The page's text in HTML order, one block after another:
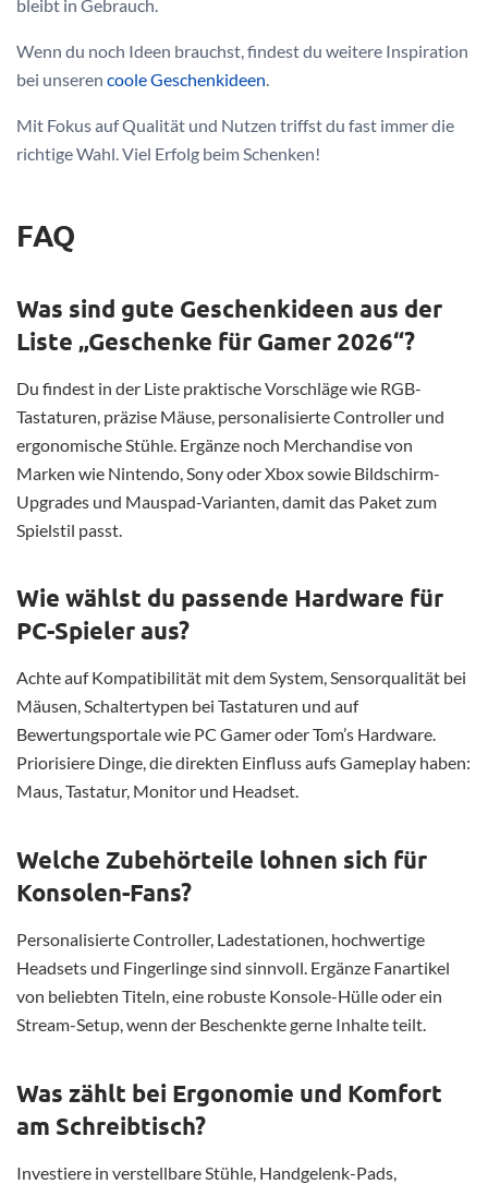
bleibt in Gebrauch.
Wenn du noch Ideen brauchst, findest du weitere Inspiration
bei unseren coole Geschenkideen
Mit Fokus auf Qualität und Nutzen triffst du fast immer die
richtige Wahl. Viel Erfolg beim Schenken!
FAQ
Was sind gute Geschenkideen aus der
Liste „Geschenke für Gamer 2026“?
Du findest in der Liste praktische Vorschläge wie RGB-
Tastaturen, präzise Mäuse, personalisierte Controller und
ergonomische Stühle. Ergänze noch Merchandise von
Marken wie Nintendo, Sony oder Xbox sowie Bildschirm-
Upgrades und Mauspad-Varianten, damit das Paket zum
Spielstil passt.
Wie wählst du passende Hardware für
PC-Spieler aus?
Achte auf Kompatibilität mit dem System, Sensorqualität bei
Mäusen, Schaltertypen bei Tastaturen und auf
Bewertungsportale wie PC Gamer oder Tom’s Hardware.
Priorisiere Dinge, die direkten Einfluss aufs Gameplay haben:
Maus, Tastatur, Monitor und Headset.
Welche Zubehörteile lohnen sich für
Konsolen-Fans?
Personalisierte Controller, Ladestationen, hochwertige
Headsets und Fingerlinge sind sinnvoll. Ergänze Fanartikel
von beliebten Titeln, eine robuste Konsole-Hülle oder ein
Stream-Setup, wenn der Beschenkte gerne Inhalte teilt.
Was zählt bei Ergonomie und Komfort
am Schreibtisch?
Investiere in verstellbare Stühle, Handgelenk-Pads,